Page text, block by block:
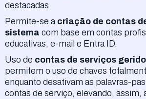
destacadas.
Permite-se a criação de contas
sistema com base em contas
educativas, e-mail e Entra ID.
Uso de contas de serviços
permitem o uso de chaves
enquanto desativam as palavras-
contas de serviço, elevando, assim,